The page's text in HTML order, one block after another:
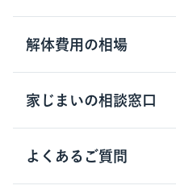
サービスのメリット
クラッソーネの自治体連携
解体工事の基礎知識
解体工事に関わる法律
用語集
解体費用の相場
木造住宅の相場
鉄骨造住宅の相場
RC造住宅の相場
家じまいの相談窓口
家じまいの相談窓口
よくあるご質問